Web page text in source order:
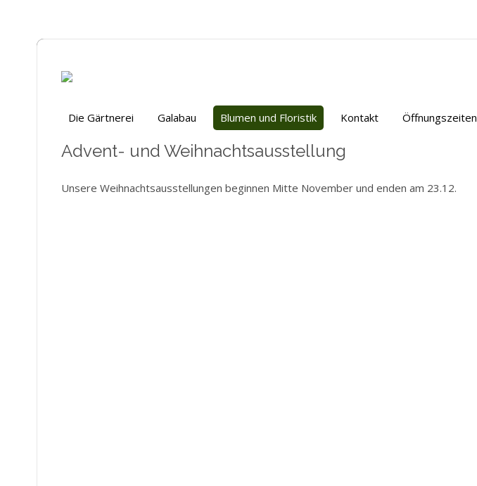
Die Gärtnerei Galabau Blumen und Floristik Kontakt Öffnungszeiten
Advent- und Weihnachtsausstellung
Unsere Weihnachtsausstellungen beginnen Mitte November und enden am 23.12.